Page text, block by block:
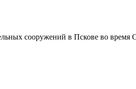
сооружений в Пскове во время